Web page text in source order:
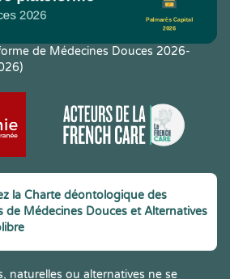
de Médecines Douces 2026-
la Charte déontologique des
de Médecines Douces et Alternatives
naturelles ou alternatives ne se